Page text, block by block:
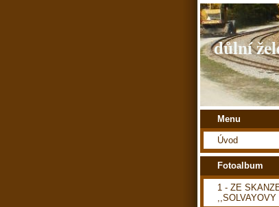
důlní
Menu
Úvod
Fotoalbum
1 - ZE
,,SOLVAYOVY